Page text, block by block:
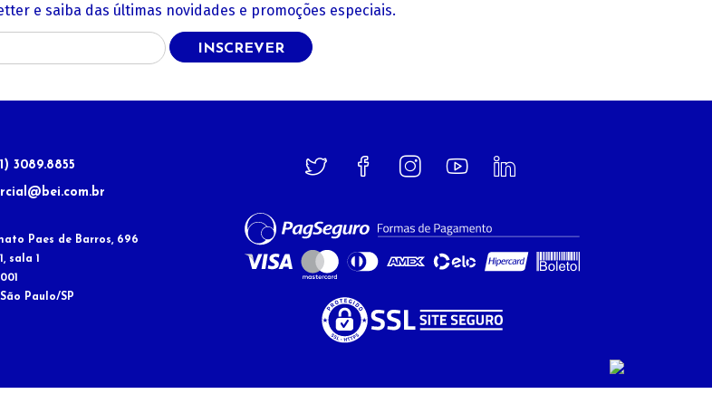
e saiba das últimas novidades e promoções especiais.
INSCREVER
3089.8855
Paes de Barros, 696
sala 1
Paulo/SP